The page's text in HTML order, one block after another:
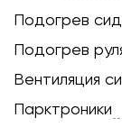
Подогрев
Подогрев
Вентиляция
Парктроники